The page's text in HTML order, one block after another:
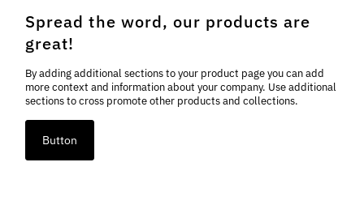
Spread the word, our products are
great!
By adding additional sections to your product page you can add
more context and information about your company. Use additional
sections to cross promote other products and collections.
Button